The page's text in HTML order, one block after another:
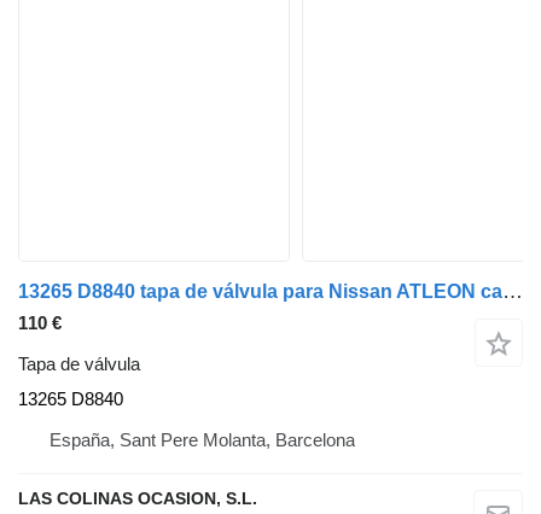
13265 D8840 tapa de válvula para Nissan ATLEON camión
110 €
Tapa de válvula
13265 D8840
España, Sant Pere Molanta, Barcelona
LAS COLINAS OCASION, S.L.